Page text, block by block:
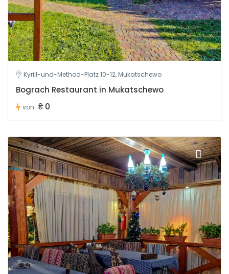
Kyrill-und-Method-Platz 10-12, Mukatschewo
Bograch Restaurant in Mukatschewo
von ₴ 0